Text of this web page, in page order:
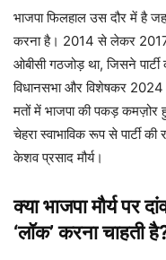
भाजपा फिलहाल उस दौर में है
करना है। 2014 से लेकर
ओबीसी गठजोड़ था, जिसने
विधानसभा और विशेषकर 2024
मतों में भाजपा की पकड़
चेहरा स्वाभाविक रूप से पार्टी
केशव प्रसाद मौर्य।
क्या भाजपा मौर्य पर
‘लॉक’ करना चाहती